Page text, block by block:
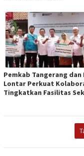
Pemkab Tangerang dan
Lontar Perkuat
Tingkatkan Fasilitas